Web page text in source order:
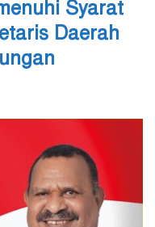
Syarat
Daerah